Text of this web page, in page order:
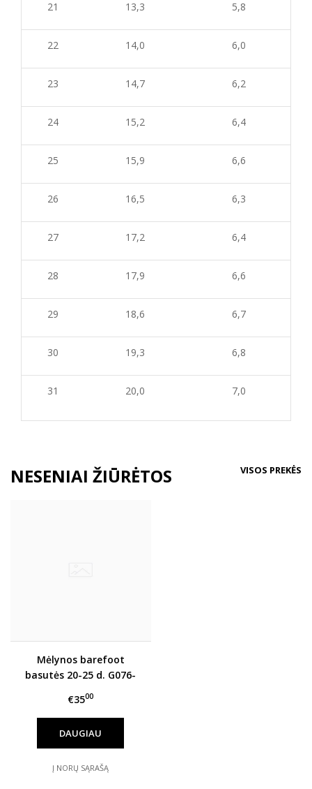
21 13,3 5,8
22 14,0 6,0
23 14,7 6,2
24 15,2 6,4
25 15,9 6,6
26 16,5 6,3
27 17,2 6,4
28 17,9 6,6
29 18,6 6,7
30 19,3 6,8
31 20,0 7,0
NESENIAI ŽIŪRĖTOS VISOS PREKĖS
Mėlynos barefoot
basutės 20-25 d. G076-
€3500
DAUGIAU
Į NORŲ SĄRAŠĄ